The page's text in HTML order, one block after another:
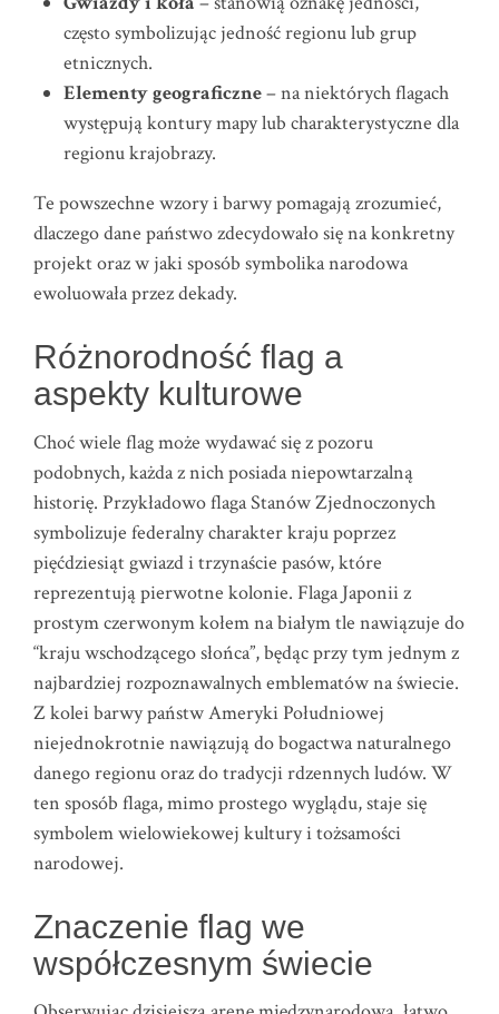
często symbolizując jedność regionu lub grup
etnicznych.
Elementy geograficzne– na niektórych flagach
występują kontury mapy lub charakterystyczne dla
regionu krajobrazy.
Te powszechne wzory i barwy pomagają zrozumieć,
dlaczego dane państwo zdecydowało się na konkretny
projekt oraz w jaki sposób symbolika narodowa
ewoluowała przez dekady.
Różnorodność flag a
aspekty kulturowe
Choć wiele flag może wydawać się z pozoru
podobnych, każda z nich posiada niepowtarzalną
historię. Przykładowo flaga Stanów Zjednoczonych
symbolizuje federalny charakter kraju poprzez
pięćdziesiąt gwiazd i trzynaście pasów, które
reprezentują pierwotne kolonie. Flaga Japonii z
prostym czerwonym kołem na białym tle nawiązuje do
“kraju wschodzącego słońca”, będąc przy tym jednym z
najbardziej rozpoznawalnych emblematów na świecie.
Z kolei barwy państw Ameryki Południowej
niejednokrotnie nawiązują do bogactwa naturalnego
danego regionu oraz do tradycji rdzennych ludów. W
ten sposób flaga, mimo prostego wyglądu, staje się
symbolem wielowiekowej kultury i tożsamości
narodowej.
Znaczenie flag we
współczesnym świecie